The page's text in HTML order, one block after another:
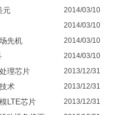
元 2014/03/10
2014/03/10
先机 2014/03/10
2014/03/10
理芯片 2013/12/31
术 2013/12/31
LTE芯片 2013/12/31